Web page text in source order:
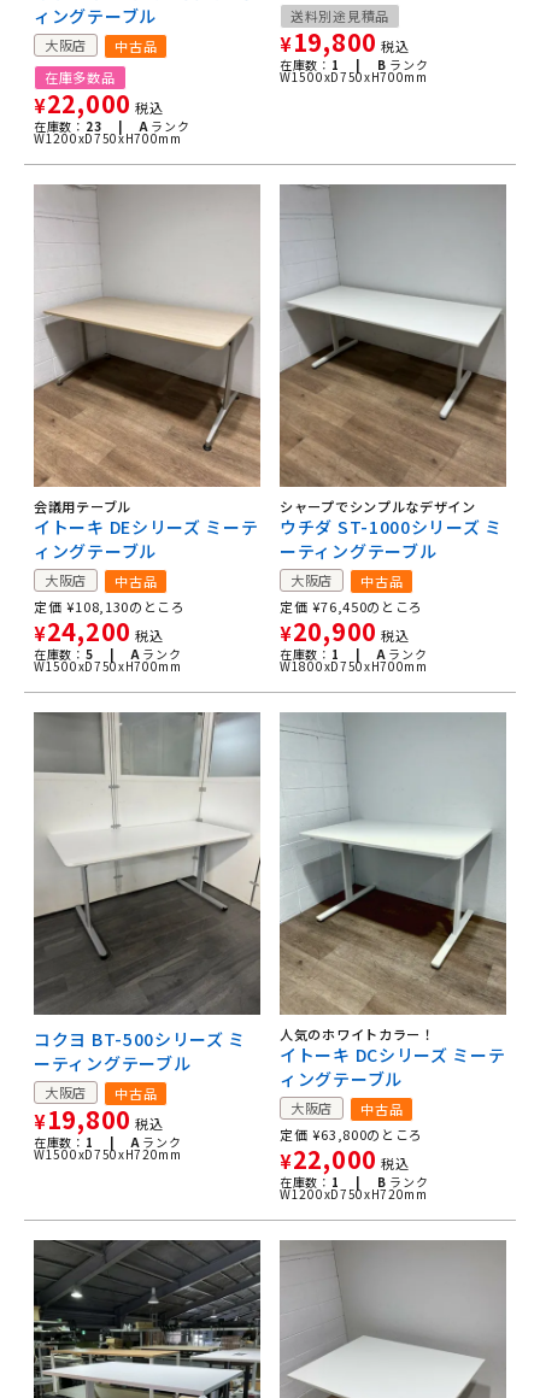
ィングテーブル
大阪店
中古品
在庫多数品
¥22,000 税込
在庫数： 23 | Aランク
W1200xD750xH700mm
送料別途見積品
¥19,800 税込
在庫数： 1 | B ランク
W1500xD750xH700mm
会議用テーブル
イトーキ DEシリーズ ミーテ
ィングテーブル
大阪店
中古品
定価 ¥108,130のところ
¥24,200 税込
在庫数： 5 | Aランク
W1500xD750xH700mm
シャープでシンプルなデザイン
ウチダ ST-1000シリーズ ミ
ーティングテーブル
大阪店
中古品
定価 ¥76,450のところ
¥20,900 税込
在庫数： 1 | Aランク
W1800xD750xH700mm
コクヨ BT-500シリーズ ミ
ーティングテーブル
大阪店 中古品
¥19,800 税込
在庫数： 1 | Aランク
W1500xD750xH720mm
人気のホワイトカラー！
イトーキ DCシリーズ ミーテ
ィングテーブル
大阪店
中古品
定価 ¥63,800のところ
¥22,000 税込
在庫数： 1 | B ランク
W1200xD750xH720mm